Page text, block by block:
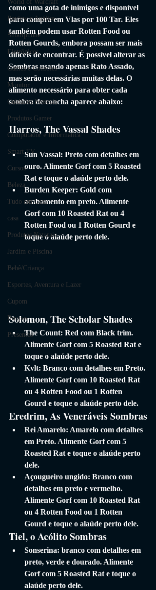
World of Warcraft
Review e Análise
Smartphone
Eletrônicos
Games e Consoles
Monitor
Cuidados Pessoais
Produtos Gamer
Computador e Informática
Smart TV
Cursos
Beleza
Tudo em Casa
casa
Produtos Naturais
Jardim e Piscina
Bebê/Criança
Esportes, Aventura e Lazer
Cupom
Roupas
Presentes
como uma gota de inimigos e disponível
para compra em Vlas por 100 Tar. Eles
também podem usar Rotten Food ou
Rotten Gourds, embora possam ser mais
difíceis de encontrar. É possível alterar as
Sombras usando apenas Rato Assado,
mas serão necessárias muitas delas. O
alimento necessário para obter cada
sombra de concha aparece abaixo:
Harros, The Vassal Shades
Sun Vassal: Preto com detalhes em
ouro. Alimente Gorf com 5 Roasted
Rat e toque o alaúde perto dele.
Burden Keeper: Gold com
acabamento em preto. Alimente
Gorf com 10 Roasted Rat ou 4
Rotten Food ou 1 Rotten Gourd e
toque o alaúde perto dele.
Solomon, The Scholar Shades
The Count: Red com Black trim.
Alimente Gorf com 5 Roasted Rat e
toque o alaúde perto dele.
Kvlt: Branco com detalhes em Preto.
Alimente Gorf com 10 Roasted Rat
ou 4 Rotten Food ou 1 Rotten
Gourd e toque o alaúde perto dele.
Eredrim, As Veneráveis ​​Sombras
Rei Amarelo: Amarelo com detalhes
em Preto. Alimente Gorf com 5
Roasted Rat e toque o alaúde perto
dele.
Açougueiro ungido: Branco com
detalhes em preto e vermelho.
Alimente Gorf com 10 Roasted Rat
ou 4 Rotten Food ou 1 Rotten
Gourd e toque o alaúde perto dele.
Tiel, o Acólito Sombras
Sonserina: branco com detalhes em
preto, verde e dourado. Alimente
Gorf com 5 Roasted Rat e toque o
alaúde perto dele.